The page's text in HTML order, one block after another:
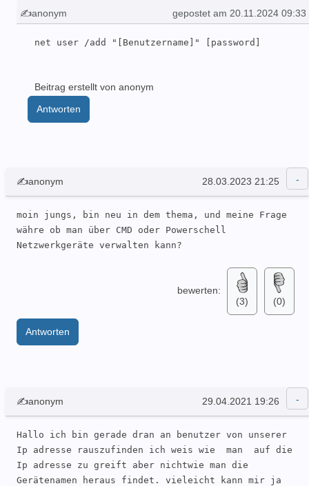
✍anonym gepostet am 20.11.2024 09:33
net user /add "[Benutzername]" [password]
Beitrag erstellt von anonym
Antworten
✍anonym 28.03.2023 21:25
moin jungs, bin neu in dem thema, und meine Frage
währe ob man über CMD oder Powerschell
Netzwerkgeräte verwalten kann?
bewerten:
(3)
(0)
Antworten
✍anonym 29.04.2021 19:26
Hallo ich bin gerade dran an benutzer von unserer
Ip adresse rauszufinden ich weis wie  man  auf die
Ip adresse zu greift aber nichtwie man die
Gerätenamen heraus findet. vieleicht kann mir ja